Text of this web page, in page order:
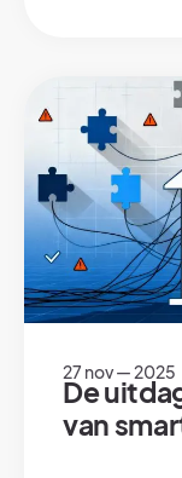
27 nov — 2025
De
van